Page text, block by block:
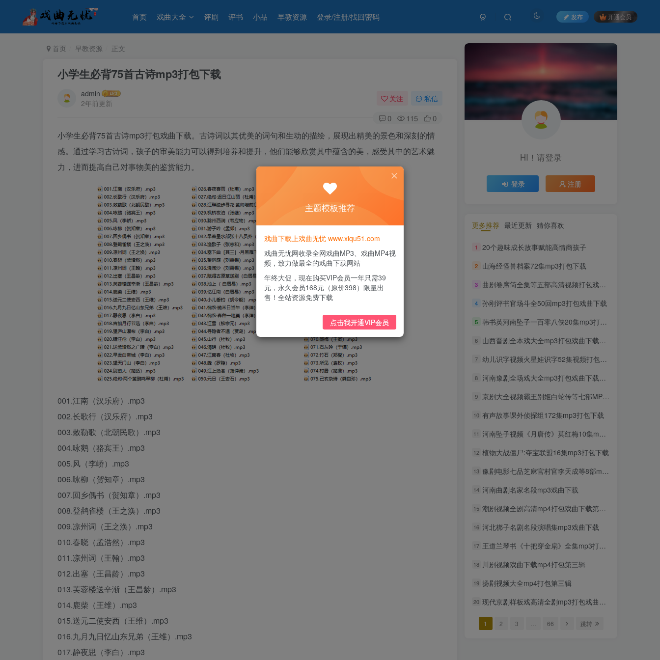
首页 戏曲大全 评剧 评书 小品 早教资源 登录/注册/找回密码 发布 开通会员
首页 早教资源 正文
小学生必背75首古诗mp3打包下载
admin
2年前更新
关注 私信
0 115 0
小学生必背75首古诗mp3打包戏曲下载。古诗词以其优美的词句和生动的描绘，展现出精美的景色和深刻的情
感。通过学习古诗词，孩子的审美能力可以得到培养和提升，他们能够欣赏其中蕴含的美，感受其中的艺术魅
力，进而提高自己对事物美的鉴赏能力。
001.江南（汉乐府）.mp3
002.长歌行（汉乐府）.mp3
003.敕勒歌（北朝民歌）.mp3
004.咏鹅（骆宾王）.mp3
005.风（李峤）.mp3
006.咏柳（贺知章）.mp3
007.回乡偶书（贺知章）.mp3
008.登鹳雀楼（王之涣）.mp3
009.凉州词（王之涣）.mp3
010.春晓（孟浩然）.mp3
011.凉州词（王翰）.mp3
012.出塞（王昌龄）.mp3
013.芙蓉楼送辛渐（王昌龄）.mp3
014.鹿柴（王维）.mp3
015.送元二使安西（王维）.mp3
016.九月九日忆山东兄弟（王维）.mp3
017.静夜思（李白）.mp3
HI！请登录
登录 注册
更多推荐 最近更新 猜你喜欢
1 20个趣味成长故事赋能高情商孩子
2 山海经怪兽档案72集mp3打包下载
3 曲剧卷席筒全集等五部高清视频打包戏曲下载
4 孙刚评书官场斗全50回mp3打包戏曲下载
5 韩书英河南坠子一百零八侠20集mp3打包戏曲下载
6 山西晋剧全本戏大全mp3打包戏曲下载第五辑
7 幼儿识字视频火星娃识字52集视频打包下载
8 河南豫剧全场戏大全mp3打包戏曲下载第十辑
9 京剧大全视频霸王别姬白蛇传等七部MP4打包戏曲下载
10 有声故事课外侦探组172集mp3打包下载
11 河南坠子视频《月唐传》莫红梅10集mp4打包戏曲下载
12 植物大战僵尸:夺宝联盟16集mp3打包下载
13 豫剧电影七品芝麻官村官李天成等8部mp4打包戏曲下载
14 河南曲剧名家名段mp3戏曲下载
15 潮剧视频全剧高清mp4打包戏曲下载第一辑
16 河北梆子名剧名段演唱集mp3戏曲下载
17 王道兰琴书《十把穿金扇》全集mp3打包戏曲下载
18 川剧视频戏曲下载mp4打包第三辑
19 扬剧视频大全mp4打包第三辑
20 现代京剧样板戏高清全剧mp3打包戏曲下载
1 2 3 66 跳转
HI！请登录
登录 注册
1699人已阅读
豫剧经典唱段大全850首mp3打包戏曲下
TOP1
合集
2年前 1297人已阅读
TOP2
收藏版郭德纲相声专辑mp3
打包戏曲下载
2年前 1160人已阅读
TOP3
潮剧精彩选段200多首mp3打
2年前 1157人已阅读
TOP4
猴子警长探案记第一二三季
2年前 922人已阅读
TOP5
超级飞侠动画片1-9季全集中
2年前
贝瓦儿歌大全mp3版346首打
包下载
豫剧选段108段mp3打包载
戏曲下载
湖北大鼓80多首mp3打包戏
主题模板推荐
戏曲下载上戏曲无忧 www.xiqu51.com
戏曲无忧网收录全网戏曲MP3、戏曲MP4视
频，致力做最全的戏曲下载网站
年终大促，现在购买VIP会员一年只需39
元，永久会员168元（原价398）限量出
售！全站资源免费下载
点击我开通VIP会员